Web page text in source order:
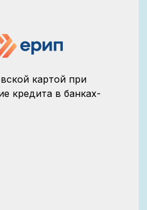
картой при
кредита в банках-